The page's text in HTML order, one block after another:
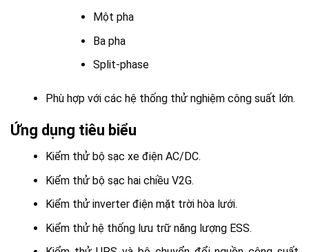
Một pha
Ba pha
Split-phase
Phù hợp với các hệ thống thử nghiệm công suất lớn.
Ứng dụng tiêu biểu
Kiểm thử bộ sạc xe điện AC/DC.
Kiểm thử bộ sạc hai chiều V2G.
Kiểm thử inverter điện mặt trời hòa lưới.
Kiểm thử hệ thống lưu trữ năng lượng ESS.